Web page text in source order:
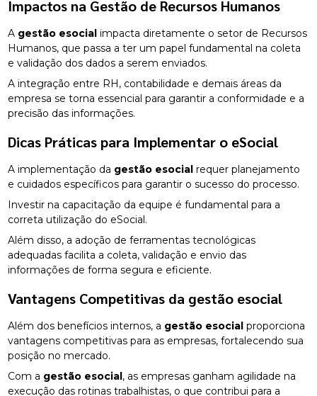
Impactos na Gestão de Recursos Humanos
A gestão esocial impacta diretamente o setor de Recursos
Humanos, que passa a ter um papel fundamental na coleta
e validação dos dados a serem enviados.
A integração entre RH, contabilidade e demais áreas da
empresa se torna essencial para garantir a conformidade e a
precisão das informações.
Dicas Práticas para Implementar o eSocial
A implementação da gestão esocial requer planejamento
e cuidados específicos para garantir o sucesso do processo.
Investir na capacitação da equipe é fundamental para a
correta utilização do eSocial.
Além disso, a adoção de ferramentas tecnológicas
adequadas facilita a coleta, validação e envio das
informações de forma segura e eficiente.
Vantagens Competitivas da gestão esocial
Além dos benefícios internos, a gestão esocial proporciona
vantagens competitivas para as empresas, fortalecendo sua
posição no mercado.
Com a gestão esocial , as empresas ganham agilidade na
execução das rotinas trabalhistas, o que contribui para a